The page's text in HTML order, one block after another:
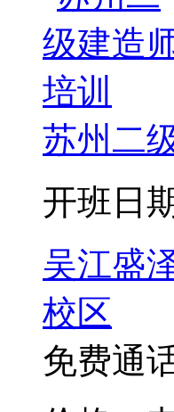
苏州二
开班日
吴江盛
校区
免费通